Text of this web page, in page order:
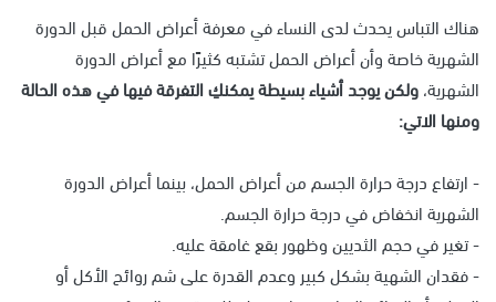
هناك التباس يحدث لدى النساء في معرفة أعراض الحمل قبل الدورة
الشهرية خاصة وأن أعراض الحمل تشتبه كثيرًا مع أعراض الدورة
الشهرية،ولكن يوجد أشياء بسيطة يمكنكِ التفرقة فيها في هذه الحالة
ومنها الاتي:
- ارتفاع درجة حرارة الجسم من أعراض الحمل، بينما أعراض الدورة
الشهرية انخفاض في درجة حرارة الجسم.
- تغير في حجم الثديين وظهور بقع غامقة عليه.
- فقدان الشهية بشكل كبير وعدم القدرة على شم روائح الأكل أو